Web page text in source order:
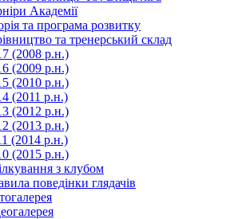
Академії
та програма розвитку
та тренерський склад
(2008 р.н.)
(2009 р.н.)
(2010 р.н.)
(2011 р.н.)
(2012 р.н.)
(2013 р.н.)
(2014 р.н.)
(2015 р.н.)
з клубом
поведінки глядачів